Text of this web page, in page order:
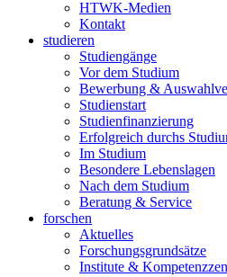
HTWK-Medien
Kontakt
studieren
Studiengänge
Vor dem Studium
Bewerbung &
Studienstart
Studienfinanzierung
Erfolgreich durchs
Im Studium
Besondere Lebenslagen
Nach dem Studium
Beratung & Service
forschen
Aktuelles
Forschungsgrundsätze
Institute &